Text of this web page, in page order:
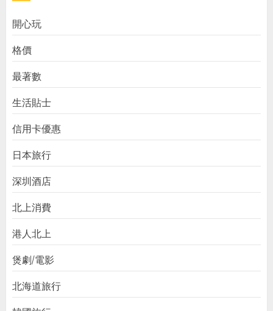
開心玩
格價
最著數
生活貼士
信用卡優惠
日本旅行
深圳酒店
北上消費
港人北上
煲劇/電影
北海道旅行